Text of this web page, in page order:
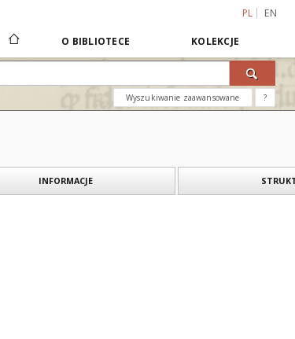
PL EN
O BIBLIOTECE KOLEKCJE
Wyszukiwanie zaawansowane ?
INFORMACJE